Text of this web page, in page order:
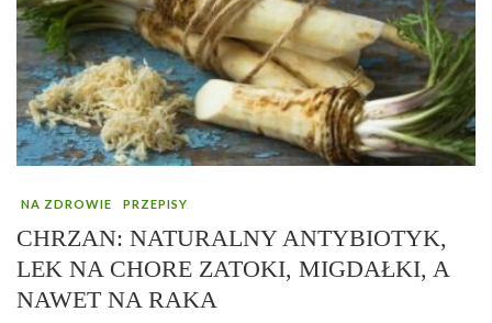
NA ZDROWIE PRZEPISY
CHRZAN: NATURALNY ANTYBIOTYK,
LEK NA CHORE ZATOKI, MIGDAŁKI, A
NAWET NA RAKA